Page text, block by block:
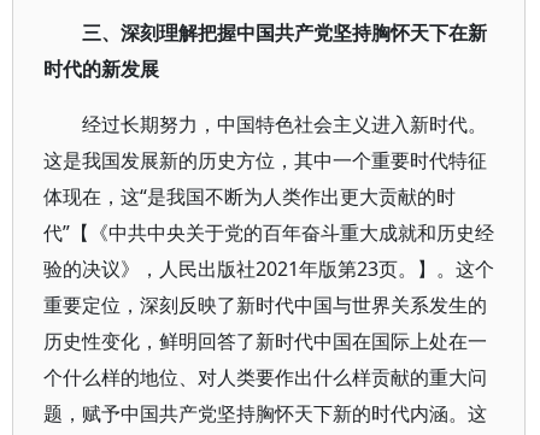
三、深刻理解把握中国共产党坚持胸怀天下在新
时代的新发展
经过长期努力，中国特色社会主义进入新时代。
这是我国发展新的历史方位，其中一个重要时代特征
体现在，这“是我国不断为人类作出更大贡献的时
代”【《中共中央关于党的百年奋斗重大成就和历史经
验的决议》，人民出版社2021年版第23页。】。这个
重要定位，深刻反映了新时代中国与世界关系发生的
历史性变化，鲜明回答了新时代中国在国际上处在一
个什么样的地位、对人类要作出什么样贡献的重大问
题，赋予中国共产党坚持胸怀天下新的时代内涵。这